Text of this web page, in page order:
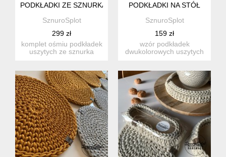
PODKŁADKI ZE SZNURKA 4+4
SznuroSplot
299 zł
komplet ośmiu podkładek
uszytych ze sznurka
PODKŁADKI NA STÓŁ
SznuroSplot
159 zł
wzór podkładek
dwukolorowych uszytych